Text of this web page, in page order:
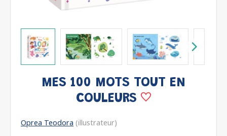
MES 100 MOTS TOUT EN
COULEURS
Oprea Teodora (illustrateur)